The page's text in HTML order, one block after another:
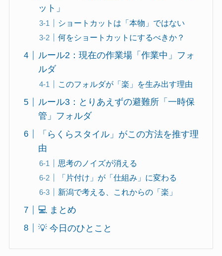
ット」
ショートカットは「本物」ではない
何をショートカットにするべきか？
ルール2：現在の作業場「作業中」フォ
ルダ
このフォルダが「楽」を生み出す理由
ルール3：とりあえずの避難所「一時保
管」フォルダ
「らくらスタイル」がこの方法を推す理
由
思考のノイズが消える
「片付け」が「仕組み」に変わる
新潟で考える、これからの「楽」
💻 まとめ
💡 今日のひとこと